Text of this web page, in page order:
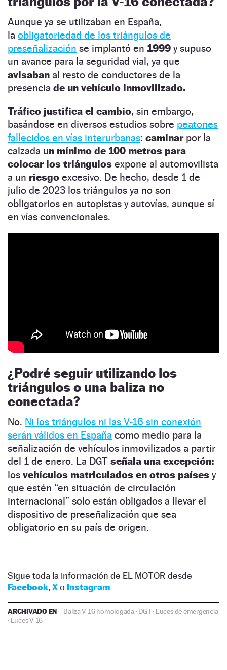
Aunque ya se utilizaban en España,
la obligatoriedad de los triángulos de
preseñalización se implantó en 1999 y supuso
un avance para la seguridad vial, ya que
avisaban al resto de conductores de la
presencia de un vehículo inmovilizado.
Tráfico justifica el cambio, sin embargo,
basándose en diversos estudios sobre peatones
fallecidos en vías interurbanas: caminar por la
calzada un mínimo de 100 metros para
colocar los triángulos expone al automovilista
a un riesgo excesivo. De hecho, desde 1 de
julio de 2023 los triángulos ya no son
obligatorios en autopistas y autovías, aunque sí
en vías convencionales.
¿Podré seguir utilizando los
triángulos o una baliza no
conectada?
No. Ni los triángulos ni las V-16 sin conexión
serán válidos en España como medio para la
señalización de vehículos inmovilizados a partir
del 1 de enero. La DGT señala una excepción:
los vehículos matriculados en otros países y
que estén “en situación de circulación
internacional” solo están obligados a llevar el
dispositivo de preseñalización que sea
obligatorio en su país de origen.
Sigue toda la información de EL MOTOR desde
Facebook, Xo Instagram
ARCHIVADO EN Baliza V-16 homologada·DGT· Luces de emergencia
· Luces V-16